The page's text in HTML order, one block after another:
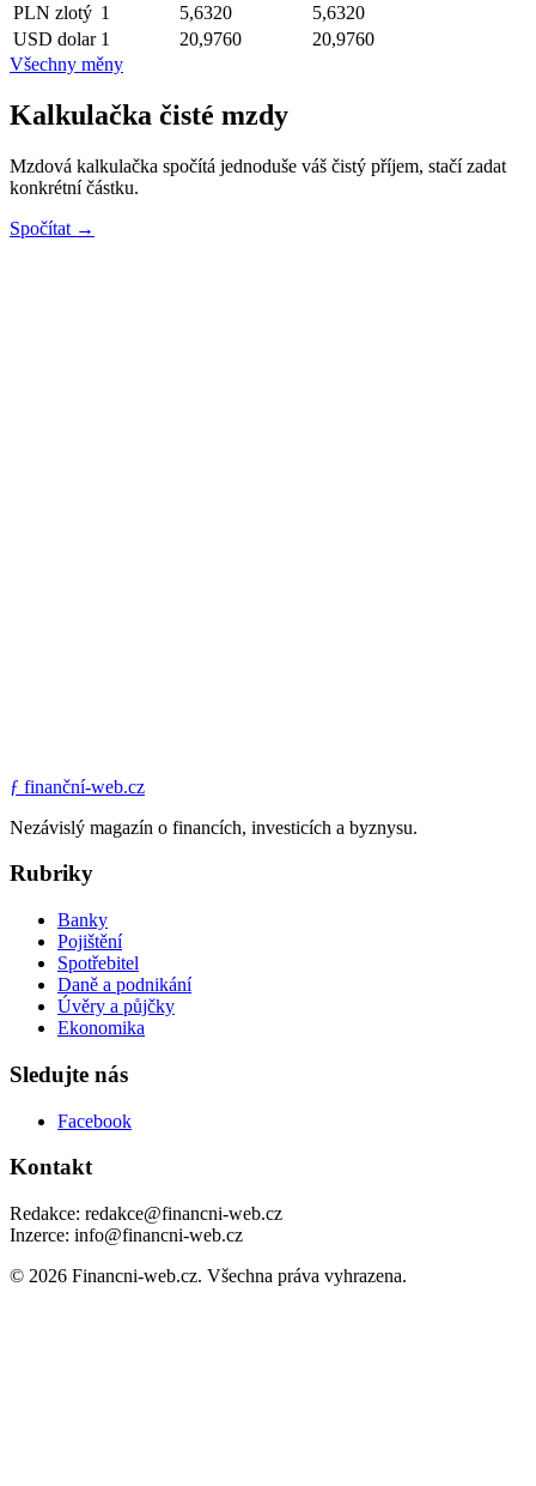
PLN zlotý 1 5,6320
5,6320
USD dolar 1 20,9760
20,9760
Všechny měny
Kalkulačka čisté mzdy
Mzdová kalkulačka spočítá jednoduše váš čistý příjem, stačí zadat
konkrétní částku.
Spočítat →
ƒ finanční-web.cz
Nezávislý magazín o financích, investicích a byznysu.
Rubriky
Banky
Pojištění
Spotřebitel
Daně a podnikání
Úvěry a půjčky
Ekonomika
Sledujte nás
Facebook
Kontakt
Redakce: redakce@financni-web.cz
Inzerce: info@financni-web.cz
© 2026 Financni-web.cz. Všechna práva vyhrazena.